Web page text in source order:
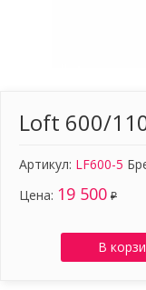
Loft 600/
Артикул: LF600-5
Цена: 19 500 ₽
В